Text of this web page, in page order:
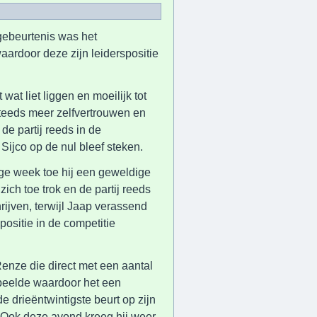
was het
deze zijn leiderspositie
liet liggen en moeilijk tot
meer zelfvertrouwen en
partij reeds in de
op de nul bleef steken.
week toe hij een geweldige
toe trok en de partij reeds
terwijl Jaap verassend
in de competitie
die direct met een aantal
waardoor het een
drieëntwintigste beurt op zijn